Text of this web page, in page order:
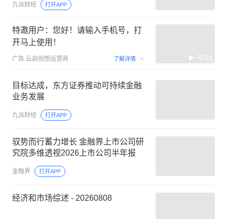
九派财经 打开APP
特邀用户：您好！请输入手机号，打
开马上使用！
广告 云启创想运营商 了解详情 00:15
目标达成，东方证券推动可持续金融
业务发展
九派财经 打开APP
驭势而行蓄力增长 金融界上市公司研
究院多维透视2026上市公司半年报
金融界 打开APP
经济和市场综述 - 20260808